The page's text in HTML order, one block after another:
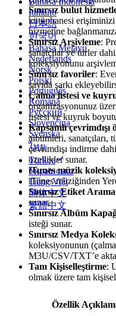
Italiano
日本語
한국어
Bahasa Melayu
Nederlands
Norsk
Polski
Português
Română
Русский
Slovenčina
Svenska
ไทย
Türkçe
Українська
Tiếng Việt
简体中文
繁體中文
Sınırsız bulut
kütüphanesi erişiminizi
hizmetine
Sınırsız Arşivleme:
sanatçılar ve türler
koleksiyonunu
Sınırsız favoriler:
sayıda şarkı
Çalma listesi ve
organizasyonunuz
listesi ve kuyruk boyutu
Kapsamlı çevrimdışı
albümleri, sanatçıları,
çevrimdışı indirme
özellikler sunar.
iTunes müzik
iTunes müziğinden
Sınırsız Etiket Arama
sunar.
Sınırsız Albüm
isteği sunar.
Sınırsız Medya
koleksiyonunun
M3U/CSV/TXT’e
Tam Kişiselleştirme:
olmak üzere tam
Özellik